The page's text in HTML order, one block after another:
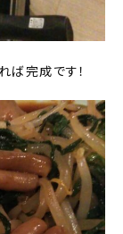
ば完成です！